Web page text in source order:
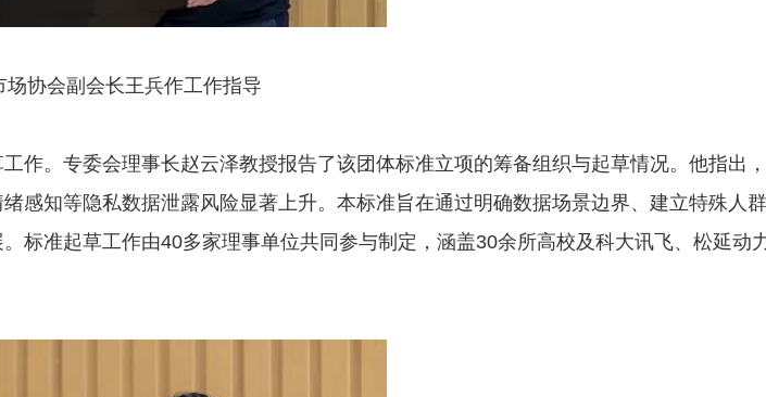
场协会副会长王兵作工作指导
作。专委会理事长赵云泽教授报告了该团体标准立项的筹备组织与起草情况。他指出
感知等隐私数据泄露风险显著上升。本标准旨在通过明确数据场景边界、建立特殊人
标准起草工作由40多家理事单位共同参与制定，涵盖30余所高校及科大讯飞、松延动